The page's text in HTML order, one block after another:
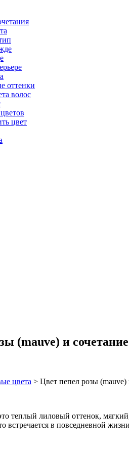
оттенки
волос
цвет
(mauve) и
цвета > Цвет пепел розы
теплый лиловый оттенок,
встречается в повседневной